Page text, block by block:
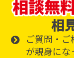
相
ご質問・
が親身にな